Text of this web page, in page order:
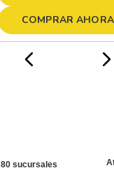
COMPRAR AHORA
80 sucursales